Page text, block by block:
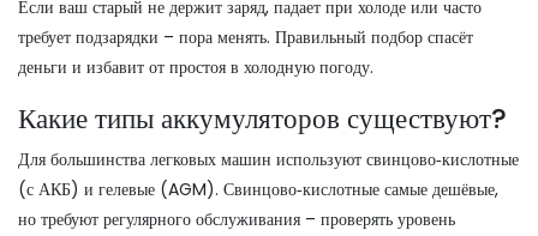
Если ваш старый не держит заряд, падает при холоде или часто
требует подзарядки – пора менять. Правильный подбор спасёт
деньги и избавит от простоя в холодную погоду.
Какие типы аккумуляторов существуют?
Для большинства легковых машин используют свинцово‑кислотные
(с АКБ) и гелевые (AGM). Свинцово‑кислотные самые дешёвые,
но требуют регулярного обслуживания – проверять уровень